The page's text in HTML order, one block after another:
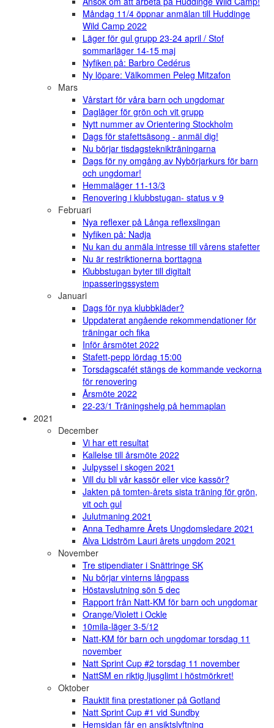
Måndag 11/4 öppnar anmälan till Huddinge
Wild Camp 2022
Läger för gul grupp 23-24 april / Stof
sommarläger 14-15 maj
Nyfiken på: Barbro Cedérus
Ny löpare: Välkommen Peleg Mitzafon
Mars
Vårstart för våra barn och ungdomar
Dagläger för grön och vit grupp
Nytt nummer av Orientering Stockholm
Dags för stafettsäsong - anmäl dig!
Nu börjar tisdagsteknikträningarna
Dags för ny omgång av Nybörjarkurs för barn
och ungdomar!
Hemmaläger 11-13/3
Renovering i klubbstugan- status v 9
Februari
Nya reflexer på Långa reflexslingan
Nyfiken på: Nadja
Nu kan du anmäla intresse till vårens stafetter
Nu är restriktionerna borttagna
Klubbstugan byter till digitalt
inpasseringssystem
Januari
Dags för nya klubbkläder?
Uppdaterat angående rekommendationer för
träningar och fika
Inför årsmötet 2022
Stafett-pepp lördag 15:00
Torsdagscafét stängs de kommande veckorna
för renovering
Årsmöte 2022
22-23/1 Träningshelg på hemmaplan
2021
December
Vi har ett resultat
Kallelse till årsmöte 2022
Julpyssel i skogen 2021
Vill du bli vår kassör eller vice kassör?
Jakten på tomten-årets sista träning för grön,
vit och gul
Julutmaning 2021
Anna Tedhamre Årets Ungdomsledare 2021
Alva Lidström Lauri årets ungdom 2021
November
Tre stipendiater i Snättringe SK
Nu börjar vinterns långpass
Höstavslutning sön 5 dec
Rapport från Natt-KM för barn och ungdomar
Orange/Violett i Ockle
10mila-läger 3-5/12
Natt-KM för barn och ungdomar torsdag 11
november
Natt Sprint Cup #2 torsdag 11 november
NattSM en riktig ljusglimt i höstmörkret!
Oktober
Rauktit fina prestationer på Gotland
Natt Sprint Cup #1 vid Sundby
Hemsidan får en ansiktslyftning